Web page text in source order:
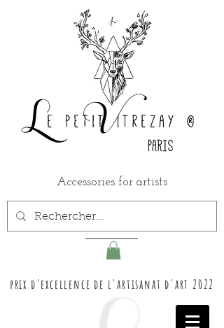
Accessories for artists
prix d'excellence de l'artisanat d'art 2022